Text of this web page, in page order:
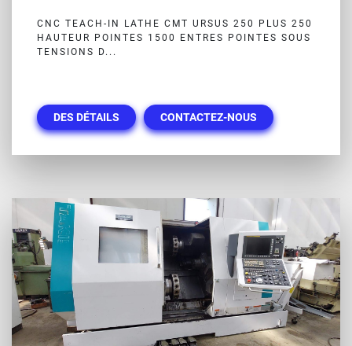
CNC TEACH-IN LATHE CMT URSUS 250 PLUS 250
HAUTEUR POINTES 1500 ENTRES POINTES SOUS
TENSIONS D...
DES DÉTAILS CONTACTEZ-NOUS